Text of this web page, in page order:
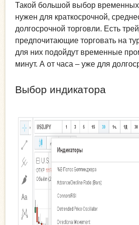
Такой большой выбор
нужен для краткосрочной,
долгосрочной торговли. Есть
предпочитающие торговать на
для них подойдут временные
минут. А от часа – уже для
Выбор индикатора